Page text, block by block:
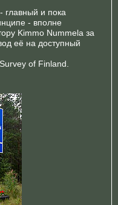
главный и пока
- вполне
Kimmo Nummela за
её на доступный
of Finland.